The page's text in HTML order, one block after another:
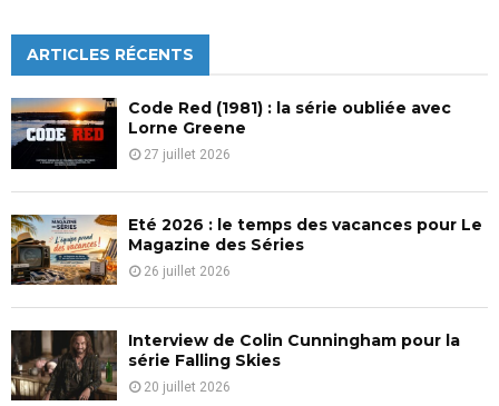
h
f
o
r
:
C
H
ARTICLES RÉCENTS
Code Red (1981) : la série oubliée avec
Lorne Greene
27 juillet 2026
Eté 2026 : le temps des vacances pour Le
Magazine des Séries
26 juillet 2026
Interview de Colin Cunningham pour la
série Falling Skies
20 juillet 2026